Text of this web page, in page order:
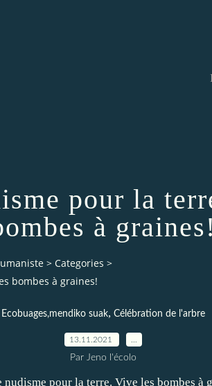
pour la
à graines!
> Categories >
bombes à graines!
Ecobuages,mendiko suak, Célébration de l'arbre
13.11.2021
Par Jeno l'écolo